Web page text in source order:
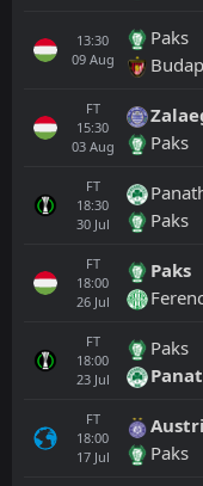
13:30
09 Aug
Paks
FT
15:30
03 Aug
Paks
FT
18:30
30 Jul
Paks
FT
18:00
26 Jul
Paks
FT
18:00
23 Jul
Paks
FT
18:00
17 Jul
Paks